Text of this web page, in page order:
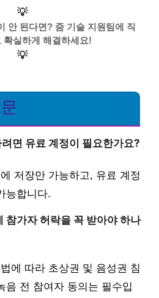
💡
안 된다면? 줌 기술 지원팀에 직
확실하게 해결하세요!
💡
면 유료 계정이 필요한가요?
저장만 가능하고, 유료 계정
능합니다.
참가자 허락을 꼭 받아야 하나
에 따라 초상권 및 음성권 침
음 전 참여자 동의는 필수입